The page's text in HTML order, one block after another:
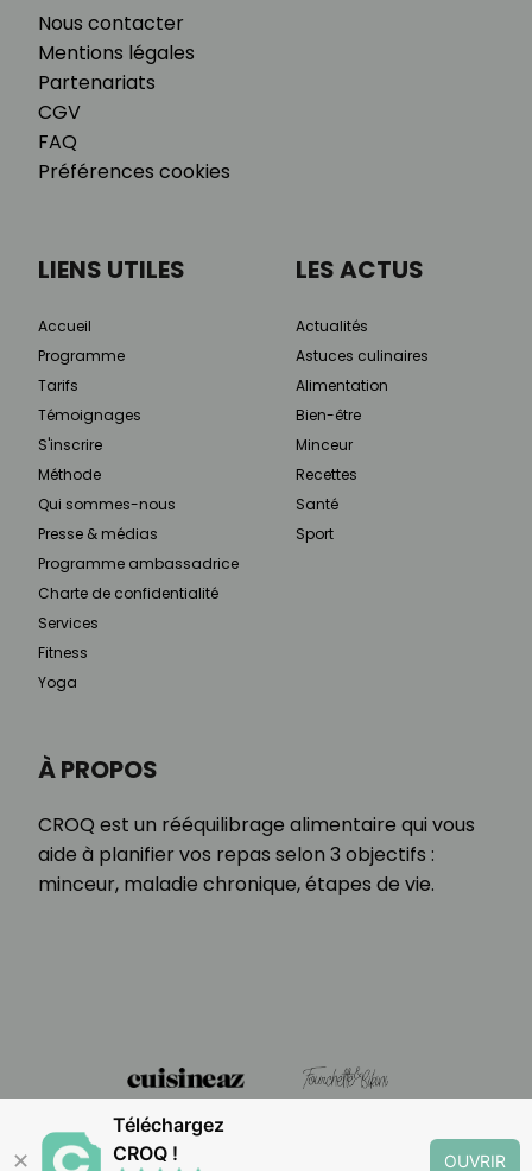
Nous contacter
Mentions légales
Partenariats
CGV
FAQ
Préférences cookies
À PROPOS
CROQ est un rééquilibrage alimentaire qui vous
aide à planifier vos repas selon 3 objectifs :
minceur, maladie chronique, étapes de vie.
LIENS UTILES
Accueil
Programme
Tarifs
Témoignages
S'inscrire
Méthode
Qui sommes-nous
Presse & médias
Programme ambassadrice
Charte de confidentialité
Services
Fitness
Yoga
LES ACTUS
Actualités
Astuces culinaires
Alimentation
Bien-être
Minceur
Recettes
Santé
Sport
✕
Téléchargez
CROQ !
OUVRIR